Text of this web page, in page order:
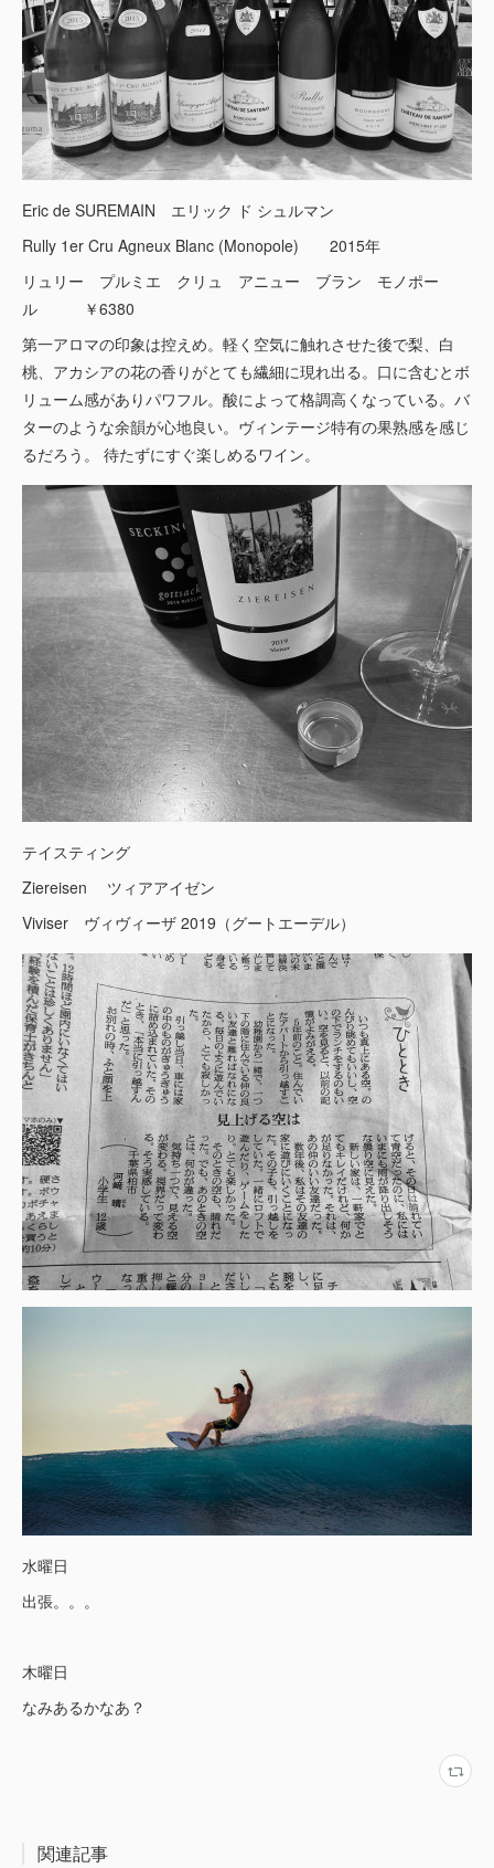
Eric de SUREMAIN エリック ド シュルマン
Rully 1er Cru Agneux Blanc (Monopole) 2015年
リュリー プルミエ クリュ アニュー ブラン モノポー
ル ￥6380
第一アロマの印象は控えめ。軽く空気に触れさせた後で梨、白
桃、アカシアの花の香りがとても繊細に現れ出る。口に含むとボ
リューム感がありパワフル。酸によって格調高くなっている。バ
ターのような余韻が心地良い。ヴィンテージ特有の果熟感を感じ
るだろう。 待たずにすぐ楽しめるワイン。
テイスティング
Ziereisen ツィアアイゼン
Viviser ヴィヴィーザ 2019（グートエーデル）
水曜日
出張。。。
木曜日
なみあるかなあ？
関連記事